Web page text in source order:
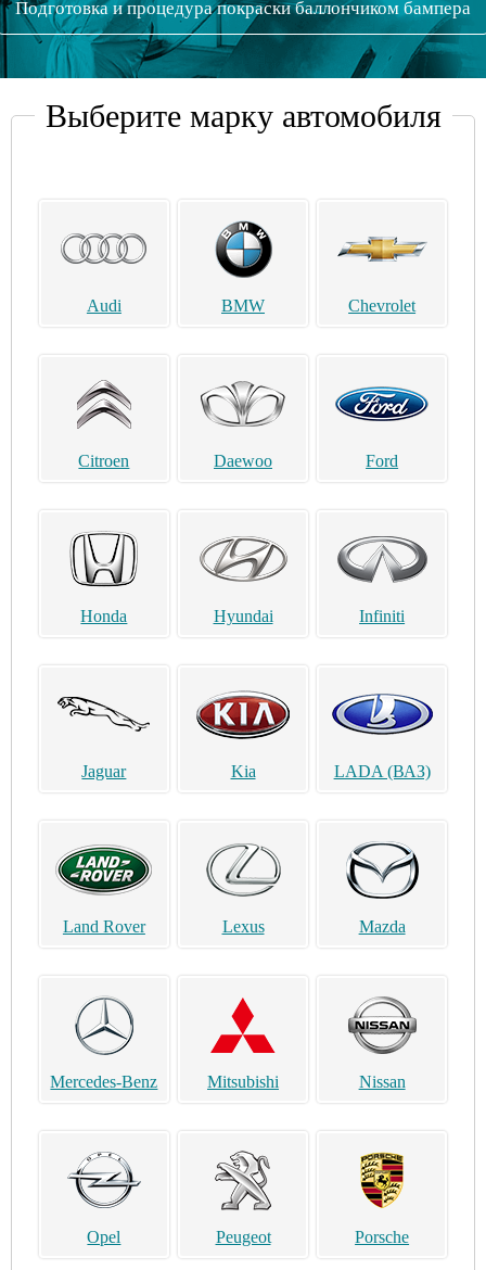
Подготовка и процедура покраски баллончиком бампера
Выберите марку автомобиля
Audi BMW Chevrolet
Citroen Daewoo Ford
Honda Hyundai Infiniti
Jaguar Kia LADA (ВАЗ)
Land Rover Lexus Mazda
Mercedes-Benz Mitsubishi Nissan
Opel Peugeot Porsche